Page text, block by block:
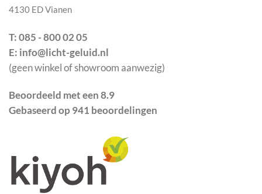
4130 ED Vianen
T: 085 - 800 02 05
E: info@licht-geluid.nl
(geen winkel of showroom aanwezig)
Beoordeeld met een 8.9
Gebaseerd op 941 beoordelingen